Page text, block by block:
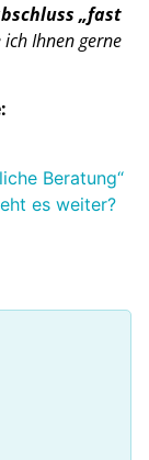
„fast
ich Ihnen gerne
Beratung“
es weiter?